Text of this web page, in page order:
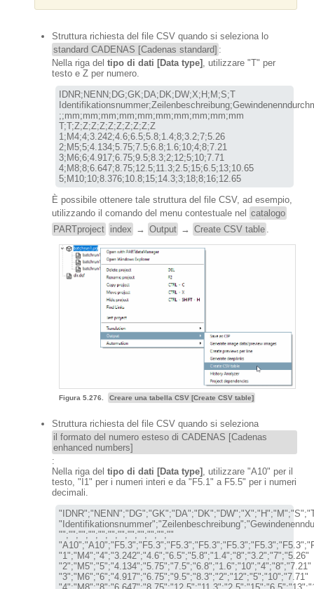
Struttura richiesta del file CSV quando si seleziona lo
standard CADENAS [Cadenas standard] :
Nella riga del tipo di dati [Data type] , utilizzare "T" per
testo e Z per numero.
IDNR;NENN;DG;GK;DA;DK;DW;X;H;M;S;T
;;mm;mm;mm;mm;mm;mm;mm;mm;mm;mm
T;T;Z;Z;Z;Z;Z;Z;Z;Z;Z;Z
1;M4;4;3.242;4.6;6.5;5.8;1.4;8;3.2;7;5.26
2;M5;5;4.134;5.75;7.5;6.8;1.6;10;4;8;7.21
3;M6;6;4.917;6.75;9.5;8.3;2;12;5;10;7.71
4;M8;8;6.647;8.75;12.5;11.3;2.5;15;6.5;13;10.65
5;M10;10;8.376;10.8;15;14.3;3;18;8;16;12.65
È possibile ottenere tale struttura del file CSV, ad esempio,
utilizzando il comando del menu contestuale nel catalogo
PARTproject index → Output → Create CSV table .
Figura 5.276. Creare una tabella CSV [Create CSV table]
Struttura richiesta del file CSV quando si seleziona
il formato del numero esteso di CADENAS [Cadenas
enhanced numbers]
:
Nella riga del tipo di dati [Data type]
, utilizzare "A10" per il
testo, "I1" per i numeri interi e da "F5.1" a F5.5" per i numeri
decimali.
"";"";"";"";"";"";"";"";"";"";"";""
"1";"M4";"4";"3.242";"4.6";"6.5";"5.8";"1.4";"8";"3.2";"7";"5.26"
"2";"M5";"5";"4.134";"5.75";"7.5";"6.8";"1.6";"10";"4";"8";"7.21"
"3";"M6";"6";"4.917";"6.75";"9.5";"8.3";"2";"12";"5";"10";"7.71"